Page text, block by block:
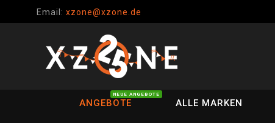
Email: xzone@xzone.de
ANGEBOTE
NEUE ANGEBOTE
ALLE MARKEN